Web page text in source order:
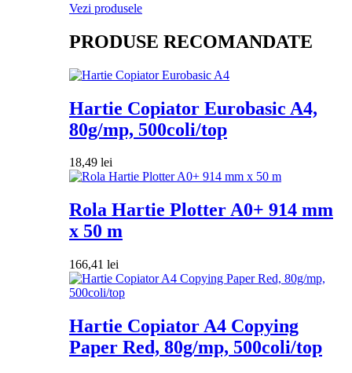
Vezi produsele
PRODUSE RECOMANDATE
Hartie Copiator Eurobasic A4,
80g/mp, 500coli/top
18,49 lei
Rola Hartie Plotter A0+ 914 mm
x 50 m
166,41 lei
Hartie Copiator A4 Copying
Paper Red, 80g/mp, 500coli/top